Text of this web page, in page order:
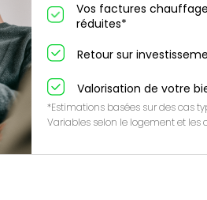
Vos factures
réduites*
Retour sur
Valorisation de votre
*Estimations basées sur des cas
Variables selon le logement et les